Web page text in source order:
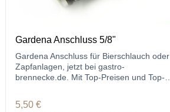
Gardena Anschluss 5/8"
Gardena Anschluss für Bierschlauch oder
Zapfanlagen, jetzt bei gastro-
brennecke.de. Mit Top-Preisen und Top-
Verbindung für Ihre Zapfanlage.
Regulärer Preis:
5,50 €